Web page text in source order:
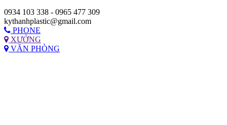
0934 103 338 - 0965 477 309
kythanhplastic@gmail.com
PHONE
XƯỞNG
VĂN PHÒNG